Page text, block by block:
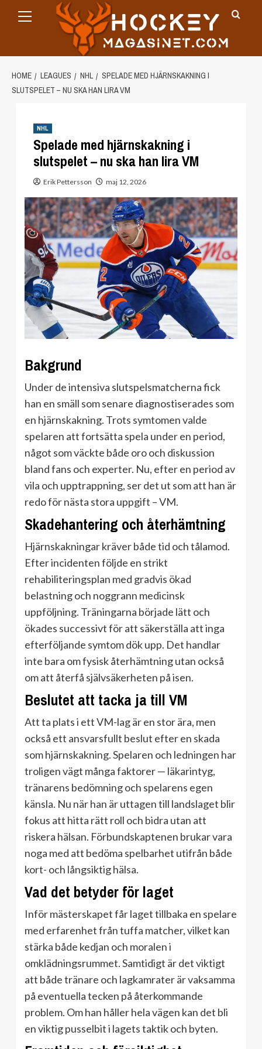
Menu
HOME LEAGUES NHL
SPELADE MED HJÄRNSKAKNING I
SLUTSPELET – NU SKA HAN LIRA VM
NHL
Spelade med hjärnskakning i
slutspelet – nu ska han lira VM
Erik Pettersson maj 12, 2026
Bakgrund
Under de intensiva slutspelsmatcherna fick
han en smäll som senare diagnostiserades som
en hjärnskakning. Trots symtomen valde
spelaren att fortsätta spela under en period,
något som väckte både oro och diskussion
bland fans och experter. Nu, efter en period av
vila och upptrappning, ser det ut som att han är
redo för nästa stora uppgift – VM.
Skadehantering och återhämtning
Hjärnskakningar kräver både tid och tålamod.
Efter incidenten följde en strikt
rehabiliteringsplan med gradvis ökad
belastning och noggrann medicinsk
uppföljning. Träningarna började lätt och
ökades successivt för att säkerställa att inga
efterföljande symtom dök upp. Det handlar
inte bara om fysisk återhämtning utan också
om att återfå självsäkerheten på isen.
Beslutet att tacka ja till VM
Att ta plats i ett VM-lag är en stor ära, men
också ett ansvarsfullt beslut efter en skada
som hjärnskakning. Spelaren och ledningen har
troligen vägt många faktorer — läkarintyg,
tränarens bedömning och spelarens egen
känsla. Nu när han är uttagen till landslaget blir
fokus att hitta rätt roll och bidra utan att
riskera hälsan. Förbundskaptenen brukar vara
noga med att bedöma spelbarhet utifrån både
kort- och långsiktig hälsa.
Vad det betyder för laget
Inför mästerskapet får laget tillbaka en spelare
med erfarenhet från tuffa matcher, vilket kan
stärka både kedjan och moralen i
omklädningsrummet. Samtidigt är det viktigt
att både tränare och lagkamrater är vaksamma
på eventuella tecken på återkommande
problem. Om han håller hela vägen kan det bli
en viktig pusselbit i lagets taktik och byten.